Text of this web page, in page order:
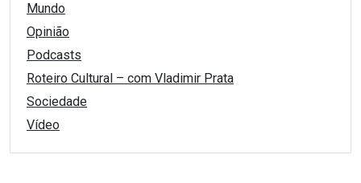
Mundo
Opinião
Podcasts
Roteiro Cultural – com Vladimir Prata
Sociedade
Vídeo